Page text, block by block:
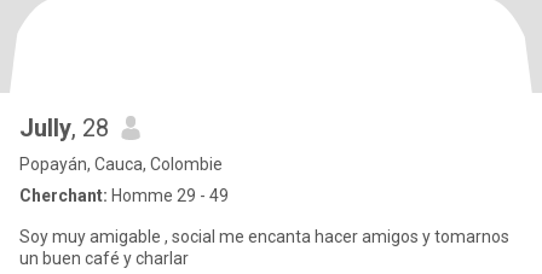
Jully, 28
Popayán, Cauca, Colombie
Cherchant: Homme 29 - 49
Soy muy amigable , social me encanta hacer amigos y tomarnos
un buen café y charlar